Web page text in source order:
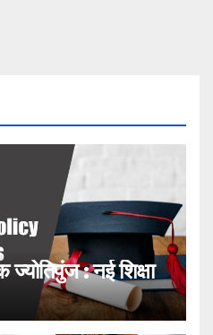
ज्योतिपुंज : नई शिक्षा